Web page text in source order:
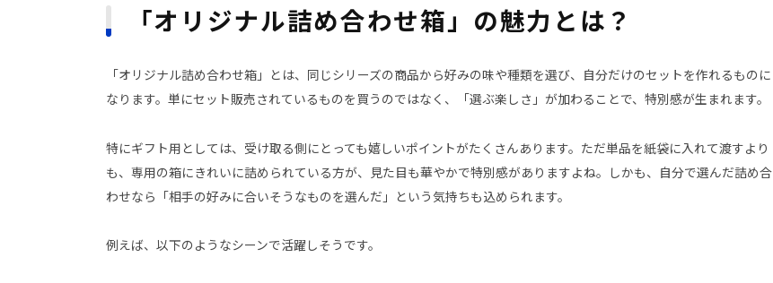
「オリジナル詰め合わせ箱」の魅力とは？
「オリジナル詰め合わせ箱」とは、同じシリーズの商品から好みの味や種類を選び、自分だけのセットを作れるものに
なります。単にセット販売されているものを買うのではなく、「選ぶ楽しさ」が加わることで、特別感が生まれます。
特にギフト用としては、受け取る側にとっても嬉しいポイントがたくさんあります。ただ単品を紙袋に入れて渡すより
も、専用の箱にきれいに詰められている方が、見た目も華やかで特別感がありますよね。しかも、自分で選んだ詰め合
わせなら「相手の好みに合いそうなものを選んだ」という気持ちも込められます。
例えば、以下のようなシーンで活躍しそうです。